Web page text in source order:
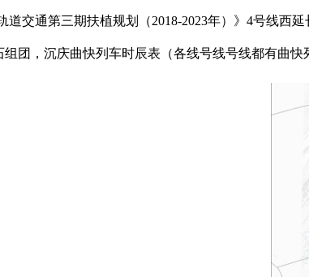
通第三期扶植规划（2018-2023年）》4号线西
团，沉庆曲快列车时辰表（各线号线号线都有曲